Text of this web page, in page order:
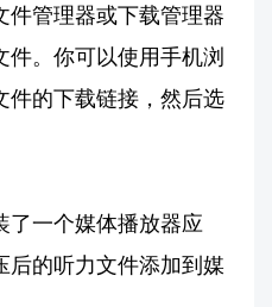
件管理器或下载管理器
件。你可以使用手机浏
件的下载链接，然后选
了一个媒体播放器应
后的听力文件添加到媒